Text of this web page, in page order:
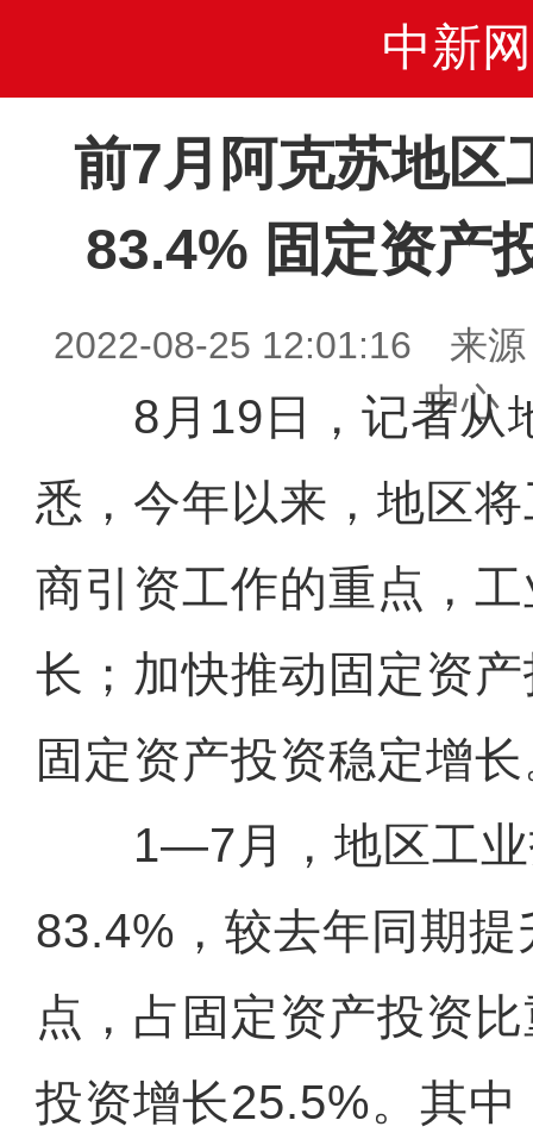
中新网
前7月阿克苏地区
83.4% 固定资产
2022-08-25 12:01:16 来源
中心
8月19日，记者从
悉，今年以来，地区
商引资工作的重点，
长；加快推动固定资
固定资产投资稳定增
1—7月，地区工业
83.4%，较去年同期
点，占固定资产投资
投资增长25.5%。其